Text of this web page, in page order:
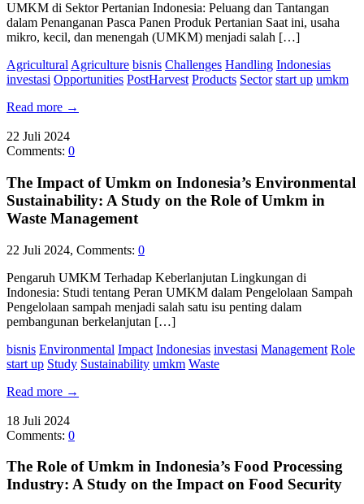
UMKM di Sektor Pertanian Indonesia: Peluang dan Tantangan
dalam Penanganan Pasca Panen Produk Pertanian Saat ini, usaha
mikro, kecil, dan menengah (UMKM) menjadi salah […]
Agricultural Agriculture bisnis Challenges Handling Indonesias
investasi Opportunities PostHarvest Products Sector start up umkm
Read more →
22 Juli 2024
Comments: 0
The Impact of Umkm on Indonesia’s Environmental
Sustainability: A Study on the Role of Umkm in
Waste Management
22 Juli 2024, Comments: 0
Pengaruh UMKM Terhadap Keberlanjutan Lingkungan di
Indonesia: Studi tentang Peran UMKM dalam Pengelolaan Sampah
Pengelolaan sampah menjadi salah satu isu penting dalam
pembangunan berkelanjutan […]
bisnis Environmental Impact Indonesias investasi Management Role
start up Study Sustainability umkm Waste
Read more →
18 Juli 2024
Comments: 0
The Role of Umkm in Indonesia’s Food Processing
Industry: A Study on the Impact on Food Security